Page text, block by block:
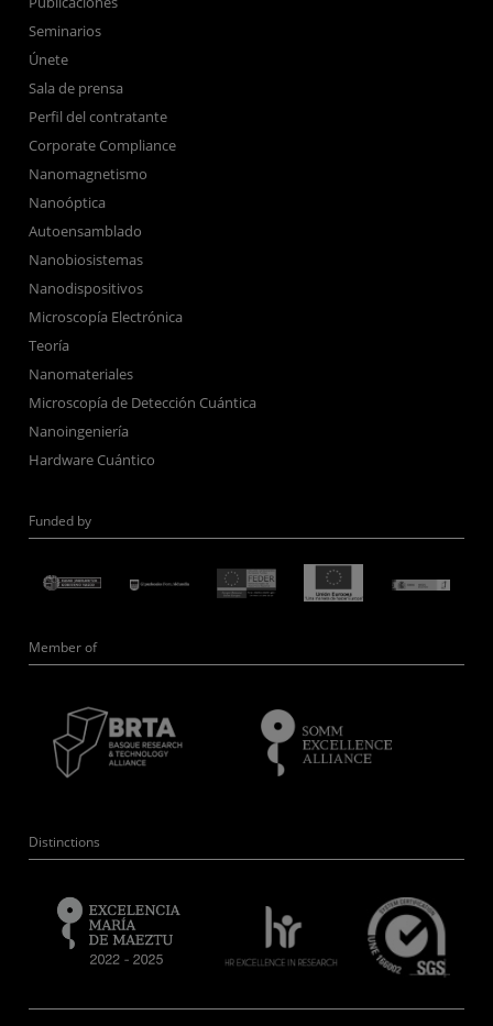
Seminarios
Únete
Sala de prensa
Perfil del contratante
Corporate Compliance
Nanomagnetismo
Nanoóptica
Autoensamblado
Nanobiosistemas
Nanodispositivos
Microscopía Electrónica
Teoría
Nanomateriales
Microscopía de Detección Cuántica
Nanoingeniería
Hardware Cuántico
Funded by
Member of
Distinctions